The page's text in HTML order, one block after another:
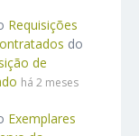
Requisições
do
de
há 2 meses
Exemplares